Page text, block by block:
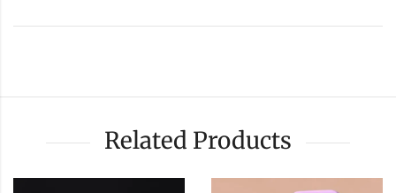
Related Products